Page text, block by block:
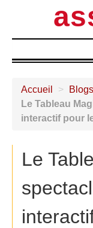
Accueil >
Le Tableau
interactif pour
Le